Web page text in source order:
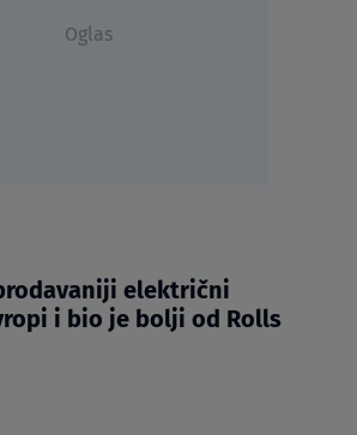
Oglas
električni
i bio je bolji od Rolls